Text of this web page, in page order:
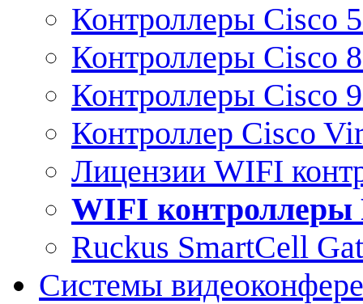
Контроллеры Cisco
Контроллеры Cisco
Контроллеры Cisco
Контроллер Cisco
Лицензии WIFI
WIFI контроллеры
Ruckus SmartCell
Системы